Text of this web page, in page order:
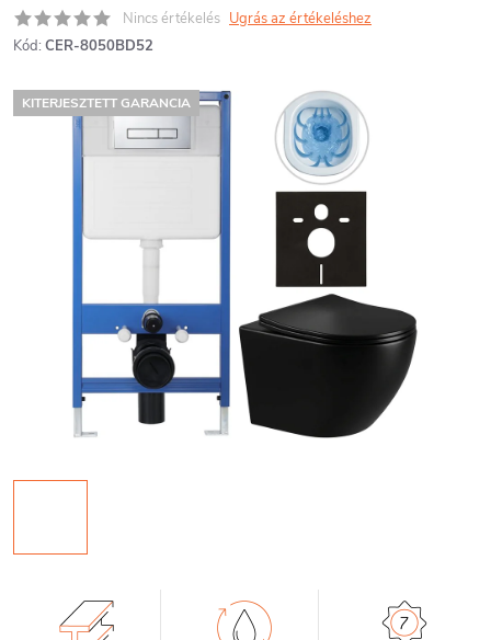
Nincs értékelés Ugrás az értékeléshez
Kód: CER-8050BD52
KITERJESZTETT GARANCIA